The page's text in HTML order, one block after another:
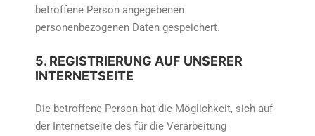
betroffene Person angegebenen
personenbezogenen Daten gespeichert.
5. REGISTRIERUNG AUF UNSERER
INTERNETSEITE
Die betroffene Person hat die Möglichkeit, sich auf
der Internetseite des für die Verarbeitung